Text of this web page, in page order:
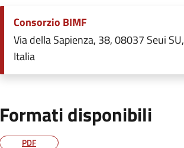
Consorzio BIMF
Via della Sapienza, 38, 08037 Seui SU,
Italia
Formati disponibili
PDF